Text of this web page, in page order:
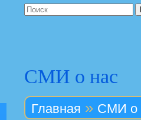
СМИ о нас
Главная » СМИ о